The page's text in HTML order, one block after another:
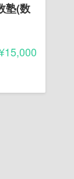
塾(数